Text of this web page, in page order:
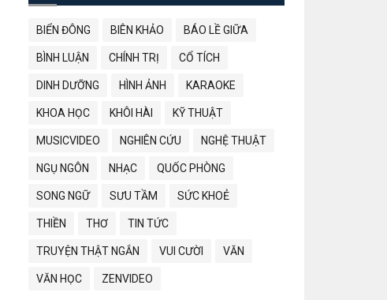
BIỂN ĐÔNG BIÊN KHẢO BÁO LỀ GIỮA
BÌNH LUẬN CHÍNH TRỊ CỔ TÍCH
DINH DƯỠNG HÌNH ẢNH KARAOKE
KHOA HỌC KHÔI HÀI KỸ THUẬT
MUSICVIDEO NGHIÊN CỨU NGHỆ THUẬT
NGỤ NGÔN NHẠC QUỐC PHÒNG
SONG NGỮ SƯU TẦM SỨC KHOẺ
THIỀN THƠ TIN TỨC
TRUYỆN THẬT NGẮN VUI CƯỜI VĂN
VĂN HỌC ZENVIDEO